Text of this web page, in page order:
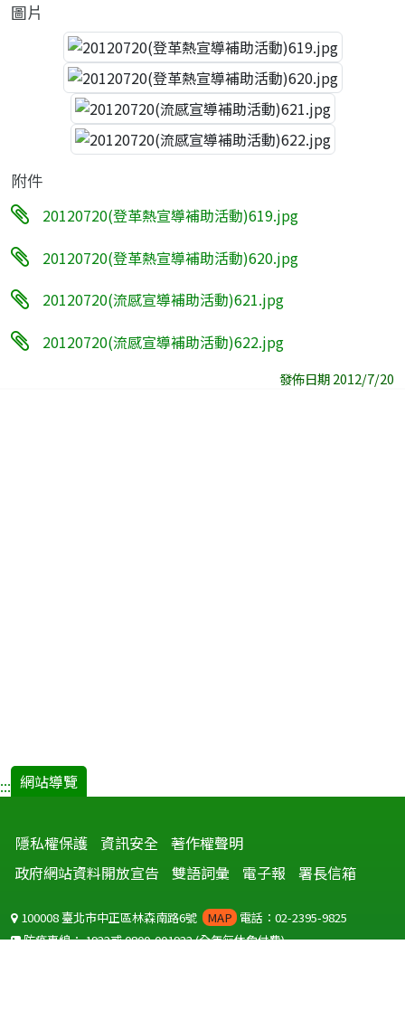
圖片
附件
20120720(登革熱宣導補助活動)619.jpg
20120720(登革熱宣導補助活動)620.jpg
20120720(流感宣導補助活動)621.jpg
20120720(流感宣導補助活動)622.jpg
發佈日期 2012/7/20
::: 網站導覽
隱私權保護 資訊安全 著作權聲明
政府網站資料開放宣告
雙語詞彙 電子報 署長信箱
100008 臺北市中正區林森南路6號 MAP 電話：02-2395-9825
防疫專線：1922或0800-001922(全年無休免付費)